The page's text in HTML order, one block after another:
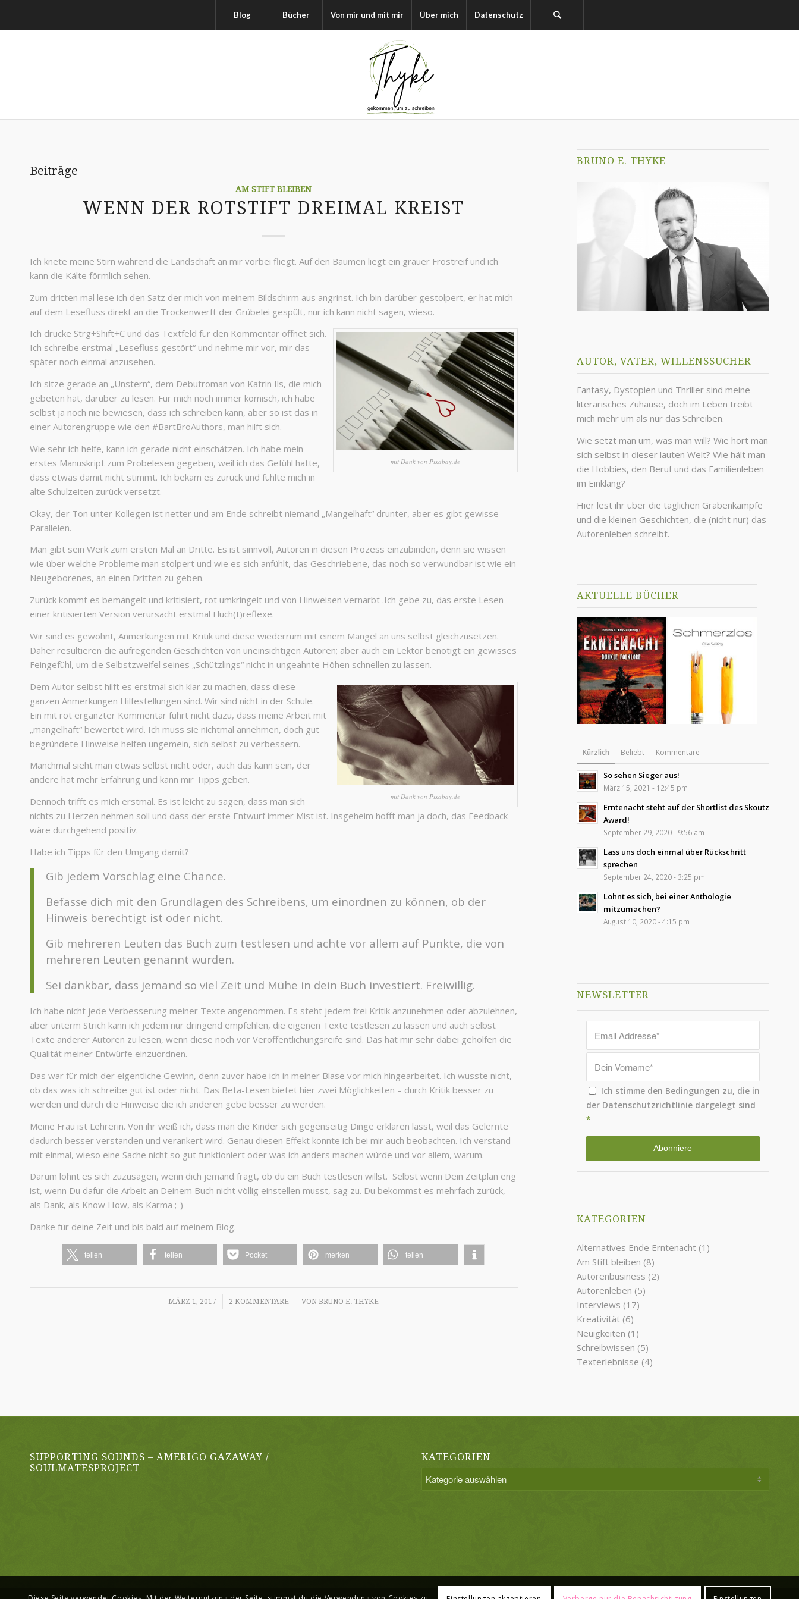
Blog Bücher Von mir und mit mir Über mich Datenschutz
Beiträge
AM STIFT BLEIBEN
WENN DER ROTSTIFT DREIMAL KREIST
Ich knete meine Stirn während die Landschaft an mir vorbei fliegt. Auf den Bäumen liegt ein grauer Frostreif und ich
kann die Kälte förmlich sehen.
Zum dritten mal lese ich den Satz der mich von meinem Bildschirm aus angrinst. Ich bin darüber gestolpert, er hat mich
auf dem Lesefluss direkt an die Trockenwerft der Grübelei gespült, nur ich kann nicht sagen, wieso.
mit Dank von Pixabay.de
Ich drücke Strg+Shift+C und das Textfeld für den Kommentar öffnet sich.
Ich schreibe erstmal „Lesefluss gestört“ und nehme mir vor, mir das
später noch einmal anzusehen.
Ich sitze gerade an „Unstern“, dem Debutroman von Katrin Ils, die mich
gebeten hat, darüber zu lesen. Für mich noch immer komisch, ich habe
selbst ja noch nie bewiesen, dass ich schreiben kann, aber so ist das in
einer Autorengruppe wie den #BartBroAuthors, man hilft sich.
Wie sehr ich helfe, kann ich gerade nicht einschätzen. Ich habe mein
erstes Manuskript zum Probelesen gegeben, weil ich das Gefühl hatte,
dass etwas damit nicht stimmt. Ich bekam es zurück und fühlte mich in
alte Schulzeiten zurück versetzt.
Okay, der Ton unter Kollegen ist netter und am Ende schreibt niemand „Mangelhaft“ drunter, aber es gibt gewisse
Parallelen.
Man gibt sein Werk zum ersten Mal an Dritte. Es ist sinnvoll, Autoren in diesen Prozess einzubinden, denn sie wissen
wie über welche Probleme man stolpert und wie es sich anfühlt, das Geschriebene, das noch so verwundbar ist wie ein
Neugeborenes, an einen Dritten zu geben.
Zurück kommt es bemängelt und kritisiert, rot umkringelt und von Hinweisen vernarbt .Ich gebe zu, das erste Lesen
einer kritisierten Version verursacht erstmal Fluch(t)reflexe.
Wir sind es gewohnt, Anmerkungen mit Kritik und diese wiederrum mit einem Mangel an uns selbst gleichzusetzen.
Daher resultieren die aufregenden Geschichten von uneinsichtigen Autoren; aber auch ein Lektor benötigt ein gewisses
Feingefühl, um die Selbstzweifel seines „Schützlings“ nicht in ungeahnte Höhen schnellen zu lassen.
mit Dank von Pixabay.de
Dem Autor selbst hilft es erstmal sich klar zu machen, dass diese
ganzen Anmerkungen Hilfestellungen sind. Wir sind nicht in der Schule.
Ein mit rot ergänzter Kommentar führt nicht dazu, dass meine Arbeit mit
„mangelhaft“ bewertet wird. Ich muss sie nichtmal annehmen, doch gut
begründete Hinweise helfen ungemein, sich selbst zu verbessern.
Manchmal sieht man etwas selbst nicht oder, auch das kann sein, der
andere hat mehr Erfahrung und kann mir Tipps geben.
Dennoch trifft es mich erstmal. Es ist leicht zu sagen, dass man sich
nichts zu Herzen nehmen soll und dass der erste Entwurf immer Mist ist. Insgeheim hofft man ja doch, das Feedback
wäre durchgehend positiv.
Habe ich Tipps für den Umgang damit?
Gib jedem Vorschlag eine Chance.
Befasse dich mit den Grundlagen des Schreibens, um einordnen zu können, ob der
Hinweis berechtigt ist oder nicht.
Gib mehreren Leuten das Buch zum testlesen und achte vor allem auf Punkte, die von
mehreren Leuten genannt wurden.
Sei dankbar, dass jemand so viel Zeit und Mühe in dein Buch investiert. Freiwillig.
Ich habe nicht jede Verbesserung meiner Texte angenommen. Es steht jedem frei Kritik anzunehmen oder abzulehnen,
aber unterm Strich kann ich jedem nur dringend empfehlen, die eigenen Texte testlesen zu lassen und auch selbst
Texte anderer Autoren zu lesen, wenn diese noch vor Veröffentlichungsreife sind. Das hat mir sehr dabei geholfen die
Qualität meiner Entwürfe einzuordnen.
Das war für mich der eigentliche Gewinn, denn zuvor habe ich in meiner Blase vor mich hingearbeitet. Ich wusste nicht,
ob das was ich schreibe gut ist oder nicht. Das Beta-Lesen bietet hier zwei Möglichkeiten – durch Kritik besser zu
werden und durch die Hinweise die ich anderen gebe besser zu werden.
Meine Frau ist Lehrerin. Von ihr weiß ich, dass man die Kinder sich gegenseitig Dinge erklären lässt, weil das Gelernte
dadurch besser verstanden und verankert wird. Genau diesen Effekt konnte ich bei mir auch beobachten. Ich verstand
mit einmal, wieso eine Sache nicht so gut funktioniert oder was ich anders machen würde und vor allem, warum.
Darum lohnt es sich zuzusagen, wenn dich jemand fragt, ob du ein Buch testlesen willst. Selbst wenn Dein Zeitplan eng
ist, wenn Du dafür die Arbeit an Deinem Buch nicht völlig einstellen musst, sag zu. Du bekommst es mehrfach zurück,
als Dank, als Know How, als Karma ;-)
Danke für deine Zeit und bis bald auf meinem Blog.
teilen teilen Pocket merken teilen
MÄRZ 1, 2017
/ 2 KOMMENTARE
/ VONBRUNO E. THYKE
BRUNO E. THYKE
AUTOR, VATER, WILLENSSUCHER
Fantasy, Dystopien und Thriller sind meine
literarisches Zuhause, doch im Leben treibt
mich mehr um als nur das Schreiben.
Wie setzt man um, was man will? Wie hört man
sich selbst in dieser lauten Welt? Wie hält man
die Hobbies, den Beruf und das Familienleben
im Einklang?
Hier lest ihr über die täglichen Grabenkämpfe
und die kleinen Geschichten, die (nicht nur) das
Autorenleben schreibt.
AKTUELLE BÜCHER
Kürzlich Beliebt Kommentare
So sehen Sieger aus!
März 15, 2021 - 12:45 pm
Erntenacht steht auf der Shortlist des Skoutz
Award!
September 29, 2020 - 9:56 am
Lass uns doch einmal über Rückschritt
sprechen
September 24, 2020 - 3:25 pm
Lohnt es sich, bei einer Anthologie
mitzumachen?
August 10, 2020 - 4:15 pm
NEWSLETTER
Ich stimme den Bedingungen zu, die in
der Datenschutzrichtliniedargelegt sind
*
KATEGORIEN
Alternatives Ende Erntenacht(1)
Am Stift bleiben (8)
Autorenbusiness (2)
Autorenleben (5)
Interviews (17)
Kreativität(6)
Neuigkeiten (1)
Schreibwissen (5)
Texterlebnisse (4)
SUPPORTING SOUNDS – AMERIGO GAZAWAY /
SOULMATESPROJECT
KATEGORIEN
Kategorien